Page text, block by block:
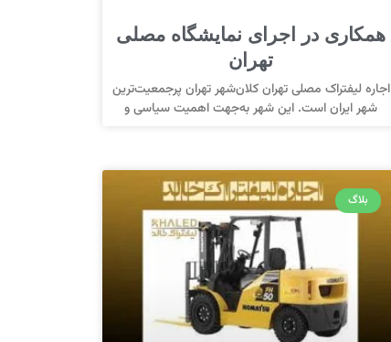
همکاری در اجرای نمایشگاه مصلی
تهران
اجاره لیفتراک مصلی تهران کلان‌شهر تهران پرجمعیت‌ترین
شهر ایران است. این شهر به‌جهت اهمیت سیاسی و
بلاگ